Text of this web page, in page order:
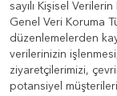
sayılı Kişisel
Genel Veri Koruma
düzenlemelerden
verilerinizin
ziyaretçilerimizi,
potansiyel